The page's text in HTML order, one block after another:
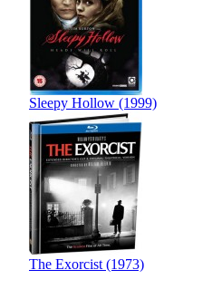
Sleepy Hollow (1999)
The Exorcist (1973)